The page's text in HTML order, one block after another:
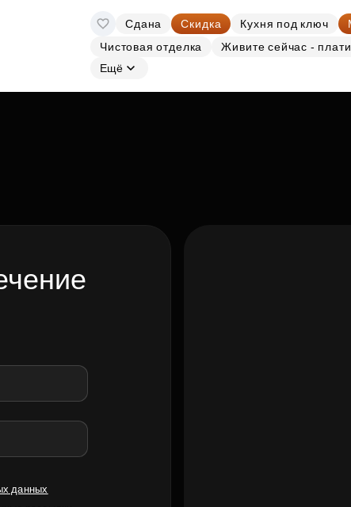
Сдана Скидка Кухня под ключ
Чистовая отделка
Живите сейчас -
Ещё
данных